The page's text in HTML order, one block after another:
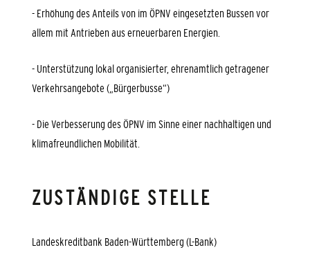
- Erhöhung des Anteils von im ÖPNV eingesetzten Bussen vor
allem mit Antrieben aus erneuerbaren Energien.
- Unterstützung lokal organisierter, ehrenamtlich getragener
Verkehrsangebote („Bürgerbusse“)
- Die Verbesserung des ÖPNV im Sinne einer nachhaltigen und
klimafreundlichen Mobilität.
ZUSTÄNDIGE STELLE
Landeskreditbank Baden-Württemberg (L-Bank)